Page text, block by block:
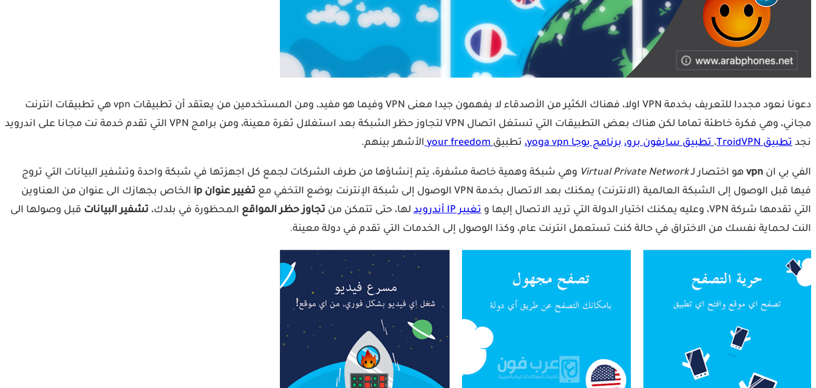
دعونا نعود مجددا للتعريف بخدمة VPN اولا، فهناك الكثير من الأصدقاء لا يفهمون جيدا معنى VPN وفيما هو مفيد، ومن المستخدمين من يعتقد أن تطبيقات vpn هي تطبيقات انترنت
مجاني، وهي فكرة خاطئة تماما لكن هناك بعض التطبيقات التي تستغل اتصال VPN لتجاوز حظر الشبكة بعد استغلال ثغرة معينة، ومن برامج VPN التي تقدم خدمة نت مجانا على اندرويد
نجد تطبيق TroidVPN ،تطبيق سايفون برو، برنامج يوجا yoga vpn، تطبيقyour freedom الأشهر بينهم.
الفي بي ان vpn هو اختصار لـVirtual Private Network وهي شبكة وهمية خاصة مشفرة، يتم إنشاؤها من طرف الشركات لجمع كل اجهزتها في شبكة واحدة وتشفير البيانات التي تروج
فيها قبل الوصول إلى الشبكة العالمية (الانترنت) يمكنك بعد الاتصال بخدمة VPN الوصول إلى شبكة الإنترنت بوضع التخفي مع
تغيير عنوان ip
الخاص بجهازك الى عنوان من العناوين
التي تقدمها شركة VPN، وعليه يمكنك اختيار الدولة التي تريد الاتصال إليها و
تغيير IP أندرويد لها، حتى تتمكن من تجاوز حظر المواقع المحظورة في بلدك، تشفير البيانات قبل وصولها الى
النت لحماية نفسك من الاختراق في حالة كنت تستعمل انترنت عام، وكذا الوصول إلى الخدمات التي تقدم في دولة معينة.